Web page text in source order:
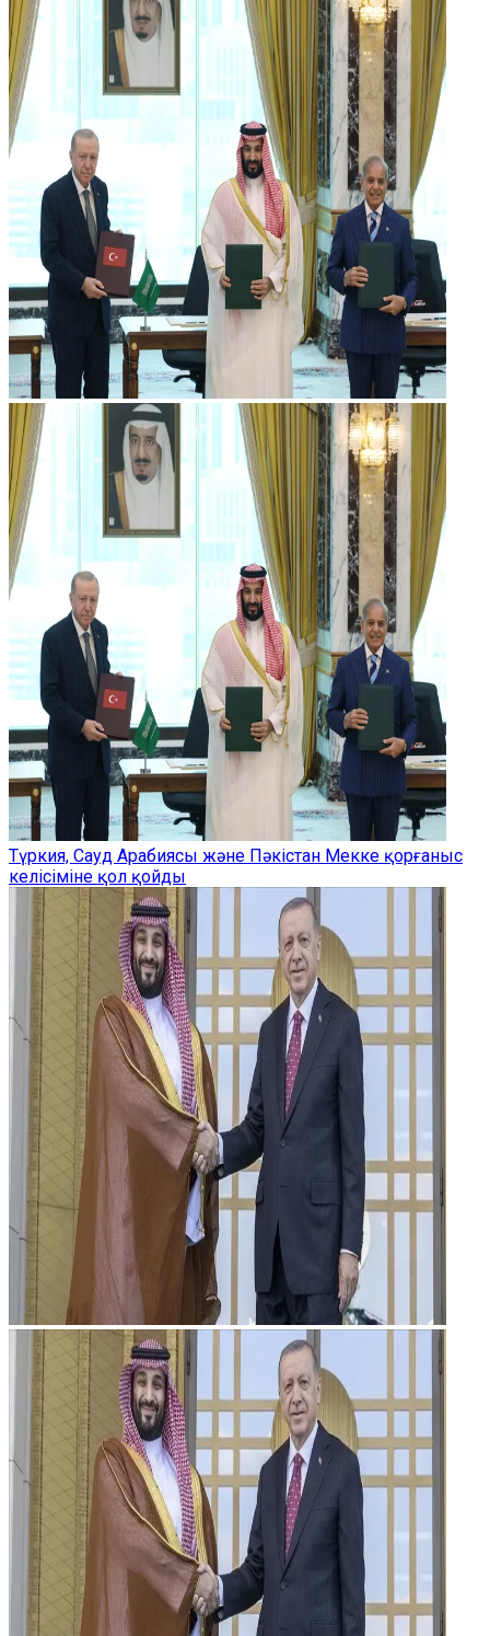
Түркия, Сауд Арабиясы және Пәкістан Мекке қорғаныс
келісіміне қол қойды